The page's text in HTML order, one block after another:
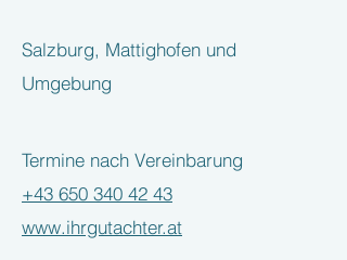
Salzburg, Mattighofen und
Umgebung
Termine nach Vereinbarung
+43 650 340 42 43
www.ihrgutachter.at